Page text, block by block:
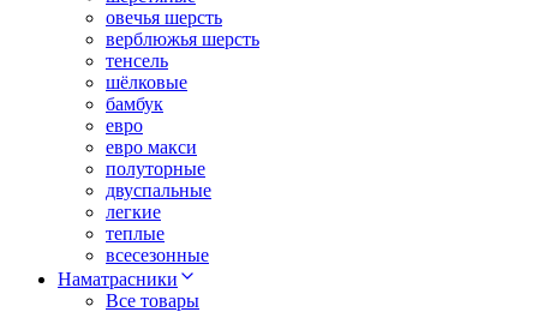
овечья шерсть
верблюжья шерсть
тенсель
шёлковые
бамбук
евро
евро макси
полуторные
двуспальные
легкие
теплые
всесезонные
Наматрасники
Все товары